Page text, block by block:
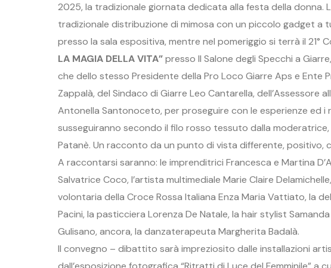
2025, la tradizionale giornata dedicata alla festa della donna.
tradizionale distribuzione di mimosa con un piccolo gadget a
presso la sala espositiva, mentre nel pomeriggio si terrà il 21°
LA MAGIA DELLA VITA”presso Il Salone degli Specchi a
che dello stesso Presidente della Pro Loco Giarre Aps e Ente
Zappalà, del Sindaco di Giarre Leo Cantarella, dell’Assessore
Antonella Santonoceto, per proseguire con le esperienze ed i
susseguiranno secondo il filo rosso tessuto dalla
Patanè. Un racconto da un punto di vista differente, positivo,
A raccontarsi saranno: le imprenditrici Francesca e Martina
Salvatrice Coco, l’artista multimediale Marie Claire
volontaria della Croce Rossa Italiana Enza Maria Vattiato, la
Pacini, la pasticciera Lorenza De Natale, la hair stylist
Gulisano, ancora, la danzaterapeuta Margherita Badalà.
Il convegno – dibattito sarà impreziosito dalle installazioni